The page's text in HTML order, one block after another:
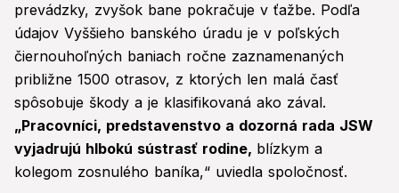
prevádzky, zvyšok bane pokračuje v ťažbe. Podľa
údajov Vyššieho banského úradu je v poľských
čiernouhoľných baniach ročne zaznamenaných
približne 1500 otrasov, z ktorých len malá časť
spôsobuje škody a je klasifikovaná ako zával.
„Pracovníci, predstavenstvo a dozorná rada JSW
vyjadrujú hlbokú sústrasť rodine, blízkym a
kolegom zosnulého baníka,“ uviedla spoločnosť.